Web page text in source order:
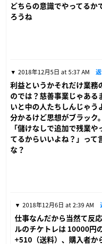
どちらの意識でやってるか
ろうね
2018年12月5日 at 5:37 AM
利益というかそれだけ業務
のでは？慈善事業じゃある
いと中の人たちしんじゃう
分かるけど思想がブラック
「儲けなしで追加で残業
てるからいいよね？」って
な？
2018年12月6日 at 2:39 AM
仕事なんだから当然て反
ルのチケトレは 10000円
+510（送料）、購入者か